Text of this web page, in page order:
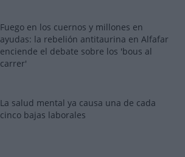
Fuego en los cuernos y millones en
ayudas: la rebelión antitaurina en Alfafar
enciende el debate sobre los 'bous al
carrer'
La salud mental ya causa una de cada
cinco bajas laborales